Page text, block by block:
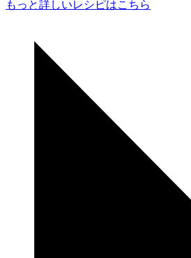
もっと詳しいレシピはこちら